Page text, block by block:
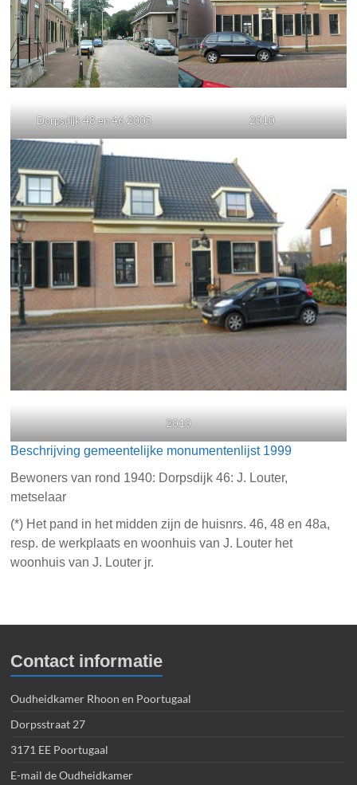
Dorpsdijk 48 en 46 2005 2010
2010
Beschrijving gemeentelijke monumentenlijst 1999
Bewoners van rond 1940: Dorpsdijk 46: J. Louter,
metselaar
(*) Het pand in het midden zijn de huisnrs. 46, 48 en 48a,
resp. de werkplaats en woonhuis van J. Louter het
woonhuis van J. Louter jr.
Contact informatie
Oudheidkamer Rhoon en Poortugaal
Dorpsstraat 27
3171 EE Poortugaal
E-mail de Oudheidkamer